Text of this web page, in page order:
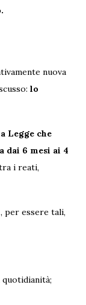
nuova
lo
Legge che
dai 6 mesi ai 4
i reati,
, per essere tali,